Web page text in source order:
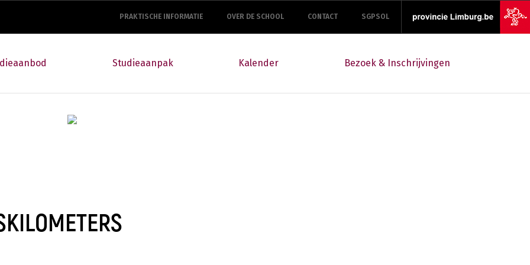
navigation
PRAKTISCHE INFORMATIE OVER DE SCHOOL CONTACT SGPSOL
Studieaanpak Kalender Bezoek & Inschrijvingen